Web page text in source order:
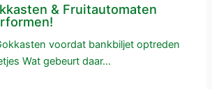
& Fruitautomaten
voordat bankbiljet optreden
Wat gebeurt daar…